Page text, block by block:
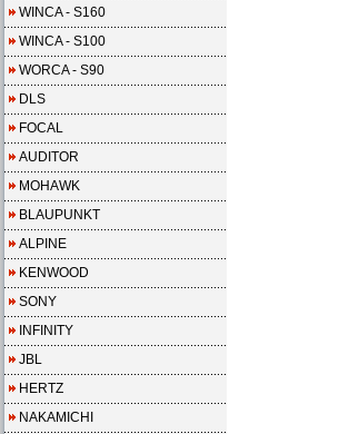
WINCA - S160
WINCA - S100
WORCA - S90
DLS
FOCAL
AUDITOR
MOHAWK
BLAUPUNKT
ALPINE
KENWOOD
SONY
INFINITY
JBL
HERTZ
NAKAMICHI